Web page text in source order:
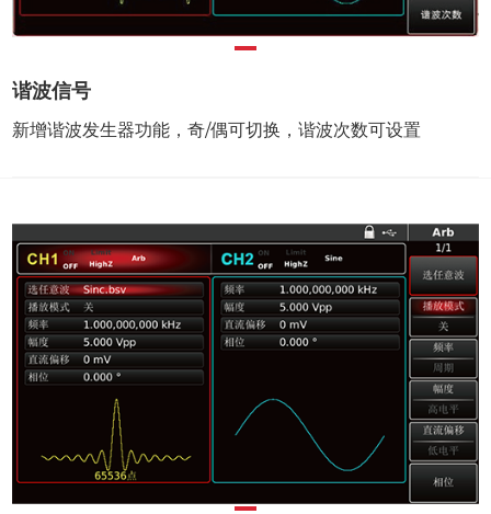
谐波信号
新增谐波发生器功能，奇/偶可切换，谐波次数可设置